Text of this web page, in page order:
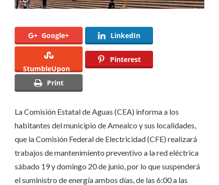
Google+ LinkedIn
StumbleUpon
Pinterest
Print
La Comisión Estatal de Aguas (CEA) informa a los
habitantes del municipio de Amealco y sus localidades,
que la Comisión Federal de Electricidad (CFE) realizará
trabajos de mantenimiento preventivo a la red eléctrica
sábado 19 y domingo 20 de junio, por lo que suspenderá
el suministro de energía ambos días, de las 6:00 a las